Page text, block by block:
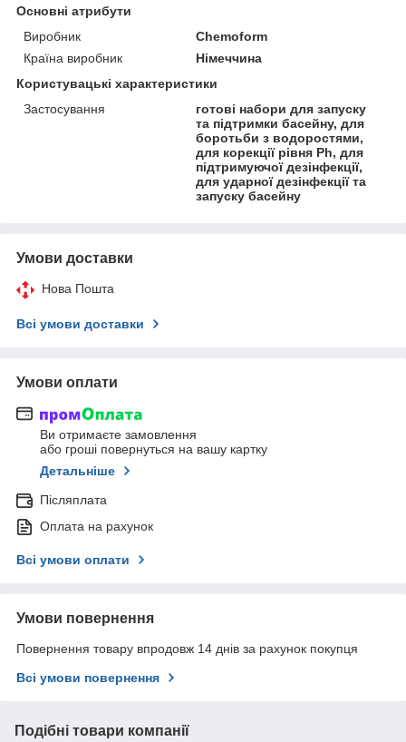
Основні атрибути
Виробник
Chemoform
Країна виробник
Німеччина
Користувацькі характеристики
Застосування
готові набори для запуску
та підтримки басейну, для
боротьби з водоростями,
для корекції рівня Ph, для
підтримуючої дезінфекції,
для ударної дезінфекції та
запуску басейну
Умови доставки
Нова Пошта
Всі умови доставки
Умови оплати
Ви отримаєте замовлення
або гроші повернуться на вашу картку
Детальніше
Післяплата
Оплата на рахунок
Всі умови оплати
Умови повернення
Повернення товару впродовж 14 днів за рахунок покупця
Всі умови повернення
Подібні товари компанії